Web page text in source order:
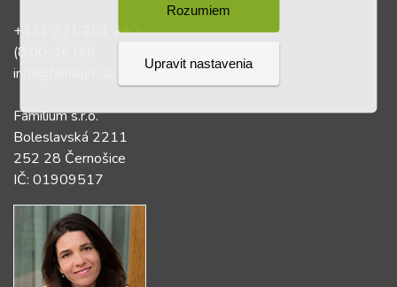
Rozumiem
Upravit nastavenia
+421 221 201 290
(8:00-16:00)
info@familium.sk
Familium s.r.o.
Boleslavská 2211
252 28 Černošice
IČ: 01909517